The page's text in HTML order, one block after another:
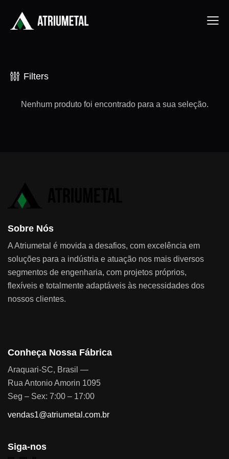
Filters
Nenhum produto foi encontrado para a sua seleção.
Sobre Nós
A Atriumetal é movida a desafios, com excelência em
soluções para a indústria e atuação nos mais diversos
segmentos de engenharia, com projetos próprios,
flexíveis e totalmente adaptáveis às necessidades dos
nossos clientes.
Conheça Nossa Fábrica
Araquari-SC, Brasil —
Rua Antonio Amorin 1095
Seg – Sex: 7:00 – 17:00
vendas1@atriumetal.com.br
Siga-nos